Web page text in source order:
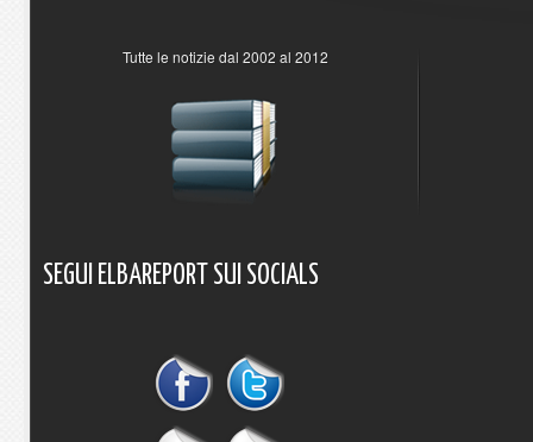
Tutte le notizie dal 2002 al 2012
SEGUI ELBAREPORT SUI SOCIALS